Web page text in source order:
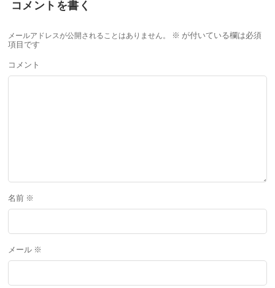
コメントを書く
メールアドレスが公開されることはありません。 ※ が付いている欄は必須
項目です
コメント
名前 ※
メール ※